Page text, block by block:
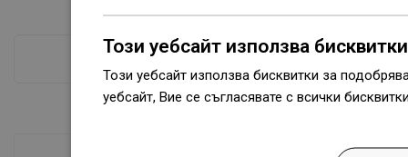
ПРОВЕРКА ПОВЕЧЕ
Този уебсайт използва бисквитки
Този уебсайт използва бисквитки за
уебсайт, Вие се съгласявате с всички